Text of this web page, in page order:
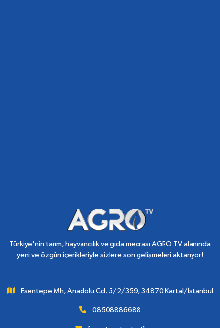
Türkiye'nin tarım, hayvancılık ve gıda mecrası AGRO TV alanında
yeni ve özgün içerikleriyle sizlere son gelişmeleri aktarıyor!
Esentepe Mh, Anadolu Cd. 5/2/359, 34870 Kartal/İstanbul
08508886688